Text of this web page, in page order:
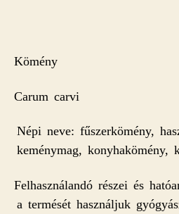
Kömény
Carum carvi
Népi neve: fűszerkömény,
keménymag, konyhakömény,
Felhasználandó részei és
a termését használjuk